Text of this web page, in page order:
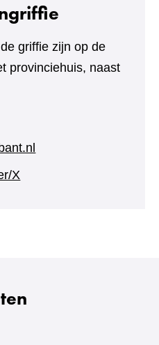
griffie zijn op de
provinciehuis, naast
X